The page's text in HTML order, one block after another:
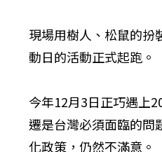
現場用樹人、松鼠的扮
動日的活動正式起跑。
今年12月3日正巧遇上
遷是台灣必須面臨的問
化政策，仍然不滿意。